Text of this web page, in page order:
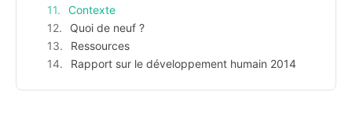
Contexte
Quoi de neuf ?
Ressources
Rapport sur le développement humain 2014